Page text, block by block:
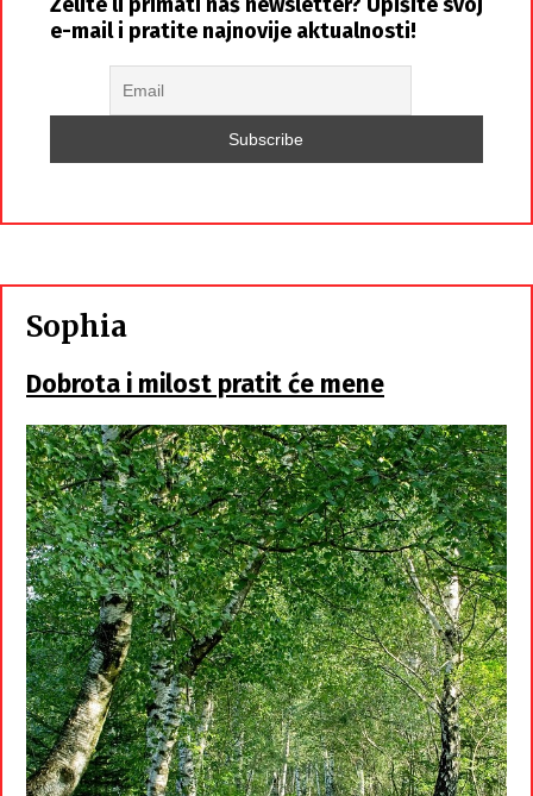
e-mail i pratite najnovije aktualnosti!
Sophia
Dobrota i milost pratit će mene